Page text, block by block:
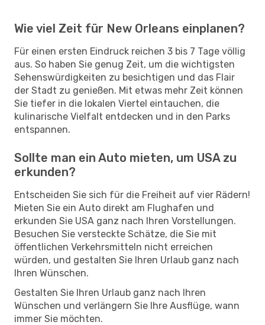
Wie viel Zeit für New Orleans einplanen?
Für einen ersten Eindruck reichen 3 bis 7 Tage völlig
aus. So haben Sie genug Zeit, um die wichtigsten
Sehenswürdigkeiten zu besichtigen und das Flair
der Stadt zu genießen. Mit etwas mehr Zeit können
Sie tiefer in die lokalen Viertel eintauchen, die
kulinarische Vielfalt entdecken und in den Parks
entspannen.
Sollte man ein Auto mieten, um USA zu
erkunden?
Entscheiden Sie sich für die Freiheit auf vier Rädern!
Mieten Sie ein Auto direkt am Flughafen und
erkunden Sie USA ganz nach Ihren Vorstellungen.
Besuchen Sie versteckte Schätze, die Sie mit
öffentlichen Verkehrsmitteln nicht erreichen
würden, und gestalten Sie Ihren Urlaub ganz nach
Ihren Wünschen.
Gestalten Sie Ihren Urlaub ganz nach Ihren
Wünschen und verlängern Sie Ihre Ausflüge, wann
immer Sie möchten.